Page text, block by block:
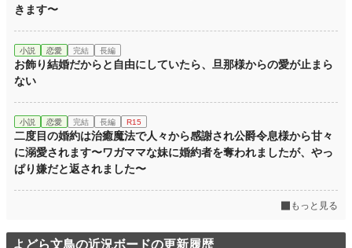
きます〜
小説 恋愛 完結 長編
お飾り結婚だからと自由にしていたら、旦那様からの愛が止まら
ない
小説 恋愛 完結 長編 R15
二度目の婚約は治癒魔法で人々から感謝され公爵令息様から甘々
に溺愛されます〜ワガママな妹に婚約者を奪われましたが、やっ
ぱり嫌だと返されました〜
もっと見る
よどら文鳥の近況ボードの更新履歴